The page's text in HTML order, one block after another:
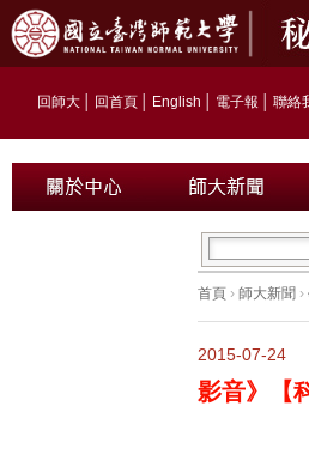
回師大 回首頁 English 電子報 聯絡
首頁 › 師大新聞 ›
2015-07-24
影音》【